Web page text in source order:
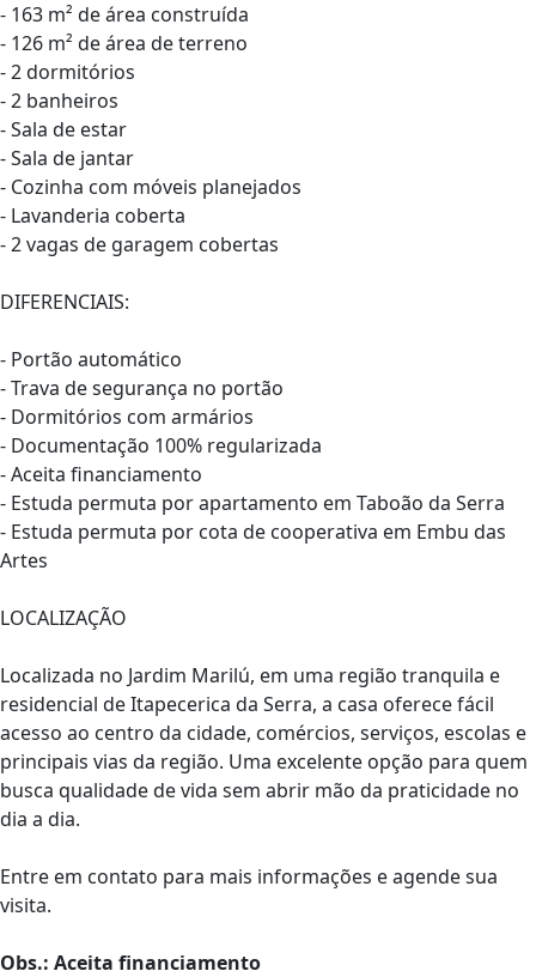
- 163 m² de área construída
- 126 m² de área de terreno
- 2 dormitórios
- 2 banheiros
- Sala de estar
- Sala de jantar
- Cozinha com móveis planejados
- Lavanderia coberta
- 2 vagas de garagem cobertas
DIFERENCIAIS:
- Portão automático
- Trava de segurança no portão
- Dormitórios com armários
- Documentação 100% regularizada
- Aceita financiamento
- Estuda permuta por apartamento em Taboão da Serra
- Estuda permuta por cota de cooperativa em Embu das
Artes
LOCALIZAÇÃO
Localizada no Jardim Marilú, em uma região tranquila e
residencial de Itapecerica da Serra, a casa oferece fácil
acesso ao centro da cidade, comércios, serviços, escolas e
principais vias da região. Uma excelente opção para quem
busca qualidade de vida sem abrir mão da praticidade no
dia a dia.
Entre em contato para mais informações e agende sua
visita.
Obs.: Aceita financiamento